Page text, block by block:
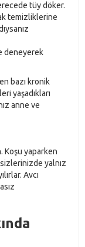
tüy döker.
temizliklerine
deneyerek
bazı kronik
yaşadıkları
anne ve
Koşu yaparken
yalnız
Avcı